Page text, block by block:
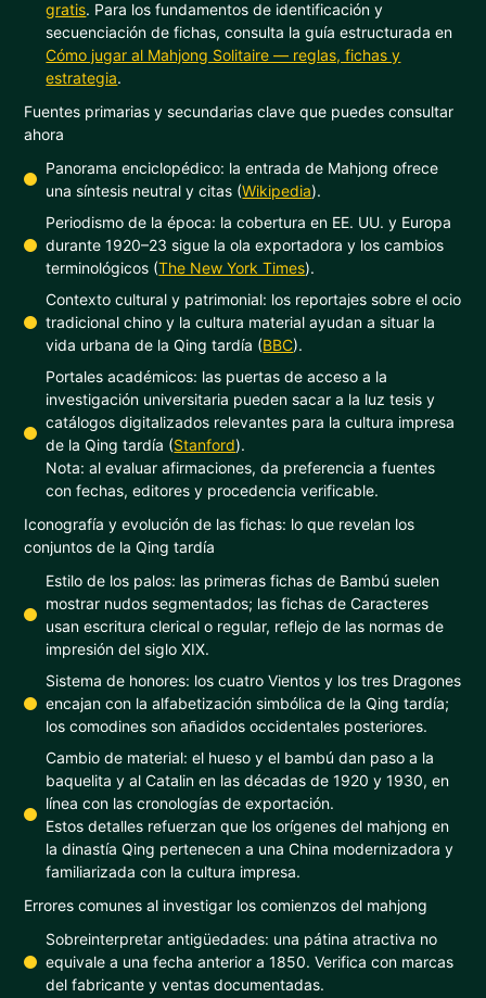
gratis. Para los fundamentos de identificación y
secuenciación de fichas, consulta la guía estructurada en
Cómo jugar al Mahjong Solitaire — reglas, fichas y
estrategia.
Fuentes primarias y secundarias clave que puedes consultar
ahora
Panorama enciclopédico: la entrada de Mahjong ofrece
una síntesis neutral y citas (Wikipedia).
Periodismo de la época: la cobertura en EE. UU. y Europa
durante 1920–23 sigue la ola exportadora y los cambios
terminológicos (The New York Times).
Contexto cultural y patrimonial: los reportajes sobre el ocio
tradicional chino y la cultura material ayudan a situar la
vida urbana de la Qing tardía (BBC).
Portales académicos: las puertas de acceso a la
investigación universitaria pueden sacar a la luz tesis y
catálogos digitalizados relevantes para la cultura impresa
de la Qing tardía (Stanford).
Nota: al evaluar afirmaciones, da preferencia a fuentes
con fechas, editores y procedencia verificable.
Iconografía y evolución de las fichas: lo que revelan los
conjuntos de la Qing tardía
Estilo de los palos: las primeras fichas de Bambú suelen
mostrar nudos segmentados; las fichas de Caracteres
usan escritura clerical o regular, reflejo de las normas de
impresión del siglo XIX.
Sistema de honores: los cuatro Vientos y los tres Dragones
encajan con la alfabetización simbólica de la Qing tardía;
los comodines son añadidos occidentales posteriores.
Cambio de material: el hueso y el bambú dan paso a la
baquelita y al Catalin en las décadas de 1920 y 1930, en
línea con las cronologías de exportación.
Estos detalles refuerzan que los orígenes del mahjong en
la dinastía Qing pertenecen a una China modernizadora y
familiarizada con la cultura impresa.
Errores comunes al investigar los comienzos del mahjong
Sobreinterpretar antigüedades: una pátina atractiva no
equivale a una fecha anterior a 1850. Verifica con marcas
del fabricante y ventas documentadas.